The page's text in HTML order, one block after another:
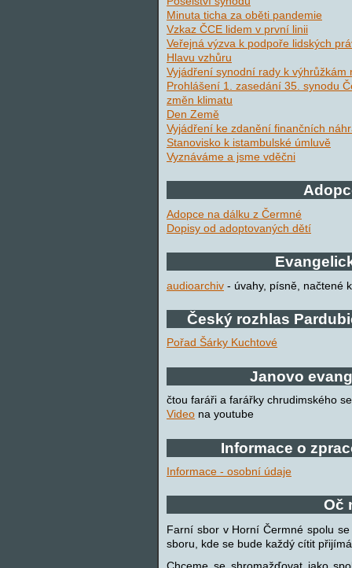
Minuta ticha za oběti pandemie
Vzkaz ČCE lidem v první linii
Veřejná výzva k podpoře lidských
Hlavu vzhůru
Vyjádření synodní rady k výhrůžkám
Prohlášení 1. zasedání 35. synodu
změn klimatu
Den Země
Vyjádření ke zdanění finančních
Stanovisko k istambulské úmluvě
Vyznáváme a jsme vděčni
Adopce na dálku z Čermné
Dopisy od adoptovaných dětí
audioarchiv - úvahy, písně, načtené
Český rozhlas
Pořad Šárky Kuchtové
Janovo
čtou faráři a farářky chrudimského
Video na youtube
Informace o
Informace - osobní údaje
Oč
Farní sbor v Horní Čermné spolu
sboru, kde se bude každý cítit
Chceme se shromažďovat jako